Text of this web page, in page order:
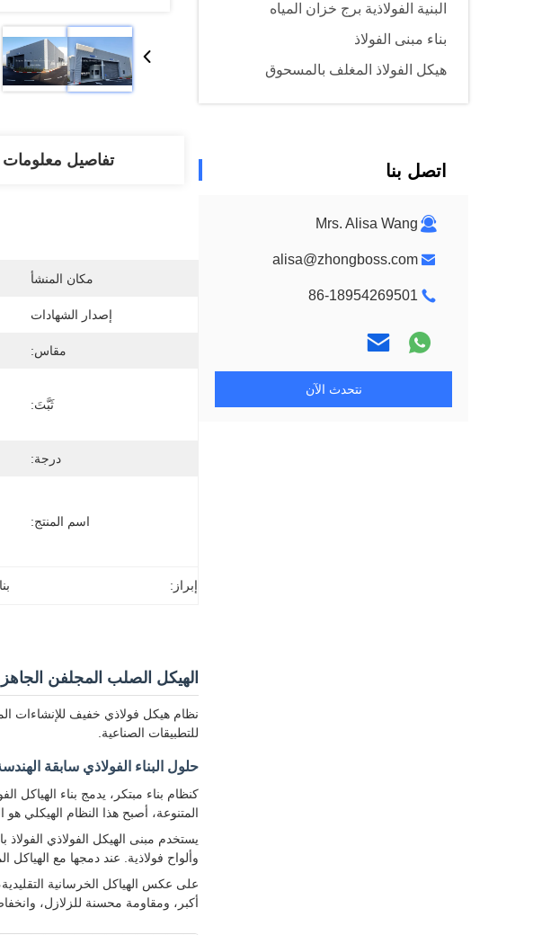
البنية الفولاذية برج خزان المياه
بناء مبنى الفولاذ
هيكل الفولاذ المغلف بالمسحوق
اتصل بنا
Mrs. Alisa Wang
alisa@zhongboss.com
86-18954269501
نتحدث الآن
تفاصيل معلومات
مكان المنشأ
إصدار الشهادات
مقاس:
ثَبَّتَ:
درجة:
اسم المنتج:
إبراز:
الهيكل الصلب المجلفن
نظام هيكل فولاذي خفيف للإنشاءات
للتطبيقات الصناعية.
حلول البناء الفولاذي سابقة
كنظام بناء مبتكر، يدمج بناء الهياكل
المتنوعة، أصبح هذا النظام الهيكلي هو
يستخدم مبنى الهيكل الفولاذي
وألواح فولاذية. عند دمجها مع
على عكس الهياكل الخرسانية
أكبر، ومقاومة محسنة للزلازل،